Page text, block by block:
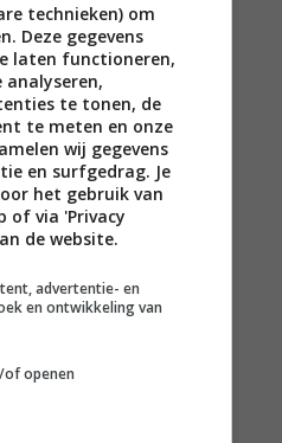
een 12-
Intel
Er
De
Aan de
dat een
i7-
de
tablet
technieken) om
Deze gegevens
laten functioneren,
te tonen, de
te meten en onze
wij gegevens
en surfgedrag. Je
het gebruik van
of via 'Privacy
de website.
advertentie- en
en ontwikkeling van
of openen